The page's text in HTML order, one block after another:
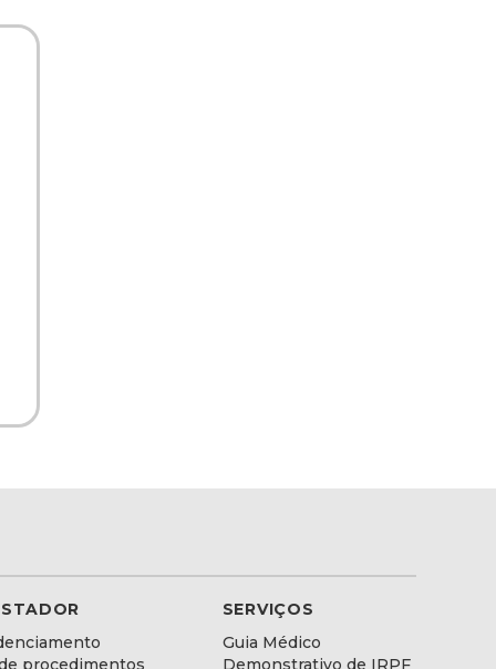
procedimentos
SERVIÇOS
Guia Médico
Demonstrativo de IRPF